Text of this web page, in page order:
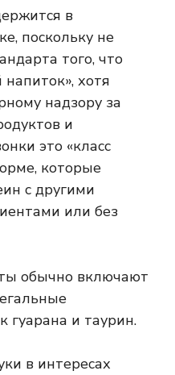
в
поскольку не
того, что
напиток», хотя
надзору за
и
это «класс
которые
с другими
или без
обычно включают
гуарана и таурин.
в интересах